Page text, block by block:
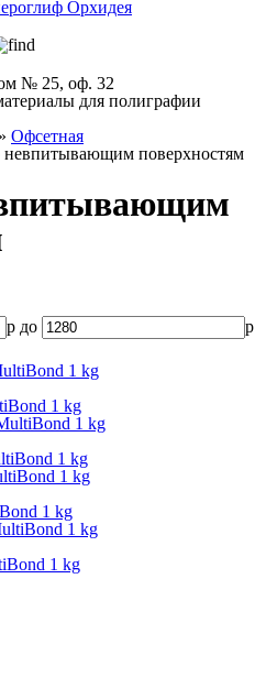
№ 25, оф. 32
для полиграфии
» Офсетная
невпитывающим поверхностям
р до р
1 kg
1 kg
1 kg
1 kg